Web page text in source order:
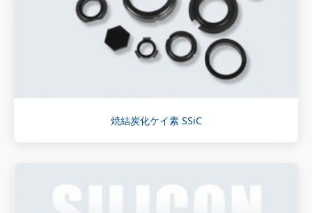
焼結炭化ケイ素 SSiC